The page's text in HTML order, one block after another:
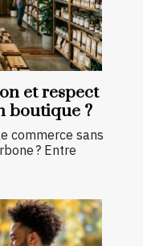
et respect
boutique ?
commerce sans
? Entre